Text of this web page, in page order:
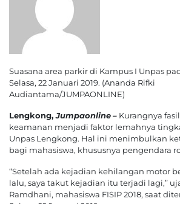
Suasana area parkir di Kampus I Unpas
Selasa, 22 Januari 2019. (Ananda Rifki
Audiantama/JUMPAONLINE)
Lengkong,Jumpaonline – Kurangnya
keamanan menjadi faktor lemahnya
Unpas Lengkong. Hal ini menimbulkan
bagi mahasiswa, khususnya pengendara
“Setelah ada kejadian kehilangan motor
lalu, saya takut kejadian itu terjadi lagi,”
Ramdhani, mahasiswa FISIP 2018, saat